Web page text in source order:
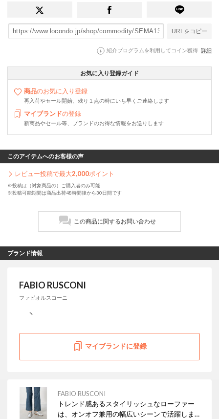
URLをコピー
紹介プログラムを利用してコイン獲得 詳細
お気に入り登録ガイド
商品のお気に入り登録
再入荷やセール開始、残り１点の時にいち早くご連絡します
マイブランドの登録
新商品やセール等、ブランドのお得な情報をお送りします
このアイテムへのお客様の声
レビュー投稿で最大2,000ポイント
※投稿は（対象商品の）ご購入者のみ可能
※投稿可能期間は商品出荷48時間後から30日間です
この商品に関するお問い合わせ
ブランド情報
FABIO RUSCONI
ファビオルスコーニ
マイブランドに登録
FABIO RUSCONI
トレンド感あるスタイリッシュなローファー
は、オンオフ兼用の幅広いシーンで活躍しま